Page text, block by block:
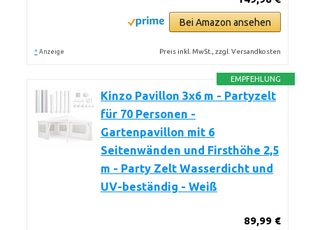
Bei Amazon ansehen
* Anzeige Preis inkl. MwSt., zzgl. Versandkosten
EMPFEHLUNG
Kinzo Pavillon 3x6 m - Partyzelt
für 70 Personen -
Gartenpavillon mit 6
Seitenwänden und Firsthöhe 2,5
m - Party Zelt Wasserdicht und
UV-beständig - Weiß
89,99 €